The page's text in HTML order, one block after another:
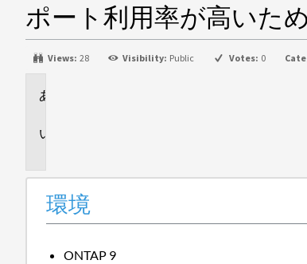
ポート利用率が高いた
Views: 28 Visibility: Public Votes: 0
環境
ONTAP 9